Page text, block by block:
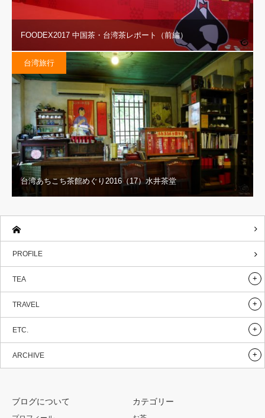
FOODEX2017 中国茶・台湾茶レポート（前編）
台湾旅行
台湾あちこち茶館めぐり2016（17）水井茶堂
PROFILE
TEA
TRAVEL
ETC.
ARCHIVE
ブログについて カテゴリー